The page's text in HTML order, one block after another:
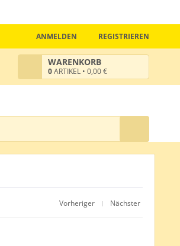
REGISTRIEREN
ANMELDEN
WARENKORB
0ARTIKEL • 0,00 €
Vorheriger | Nächster